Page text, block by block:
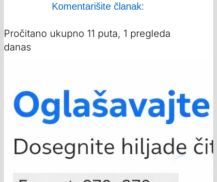
Komentarišite članak:
Pročitano ukupno 11 puta, 1 pregleda
danas